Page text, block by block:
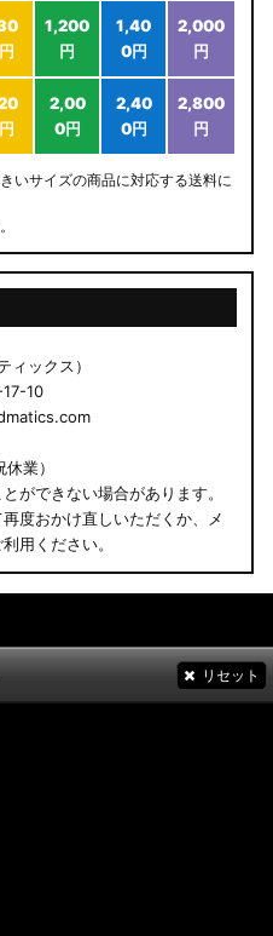
1,200
円
1,40
0円
2,000
円
2,00
0円
2,40
0円
2,800
円
いサイズの商品に対応する送料に
ィックス）
10
業）
ができない場合があります。
度おかけ直しいただくか、メ
用ください。
リセット